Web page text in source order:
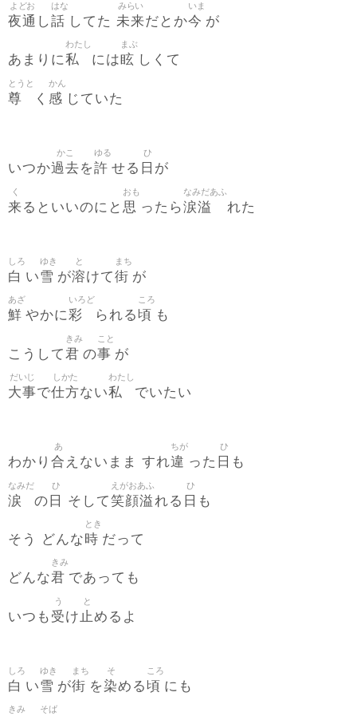
夜通
よどお
し話
はな
してた 未来
みらい
だとか今
いま
が
あまりに私
わたし
には眩
まぶ
しくて
尊
とうと
く 感
かん
じていた
いつか過去
かこ
を許
ゆる
せる 日
ひ
が
来
く
るといいのにと 思
おも
ったら涙溢
なみだあふ
れた
白
しろ
い雪
ゆき
が溶
と
けて街
まち
が
鮮
あざ
やかに彩
いろど
られる頃
ころ
も
こうして君
きみ
の事
こと
が
大事
だいじ
で仕方
しかた
ない私
わたし
でいたい
わかり 合
あ
えないまま すれ違
ちが
った 日
ひ
も
涙
なみだ
の 日
ひ
そして笑顔溢
えがおあふ
れる 日
ひ
も
そう どんな時
とき
だって
どんな君
きみ
であっても
いつも 受
う
け 止
と
めるよ
白
しろ
い雪
ゆき
が街
まち
を染
そ
める頃
ころ
にも
きみ そば